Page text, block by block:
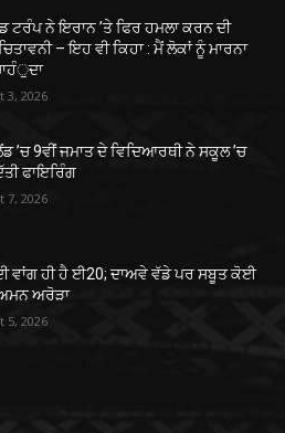
ਟਰੰਪ ਨੇ ਇਰਾਨ ’ਤੇ ਫਿਰ ਹਮਲਾ ਕਰਨ ਦੀ
– ਇਹ ਵੀ ਕਿਹਾ : ਮੈਂ ਲੋਕਾਂ ਨੂੰ ਮਾਰਨਾ
3, 2026
’ਚ 9ਵੀਂ ਜਮਾਤ ਦੇ ਵਿਦਿਆਰਥੀ ਨੇ ਸਕੂਲ ’ਚ
ਫਾਇਰਿੰਗ
7, 2026
ਵਾਂਗ ਹੀ ਹੈ ਈ20; ਦਾਅਵੇ ਵੱਡੇ ਪਰ ਸਬੂਤ ਕੋਈ
ਅਰੋੜਾ
5, 2026